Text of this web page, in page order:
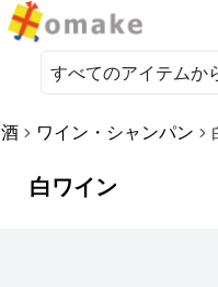
ワイン・シャンパン
白ワイン